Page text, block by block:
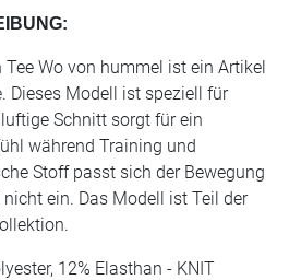
Wo von hummel ist ein Artikel
Dieses Modell ist speziell für
Schnitt sorgt für ein
während Training und
Stoff passt sich der Bewegung
ein. Das Modell ist Teil der
12% Elasthan - KNIT